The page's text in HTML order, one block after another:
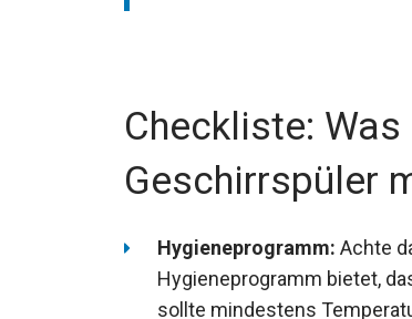
Checkliste:
Geschirrspüler
Hygieneprogramm: Achte
Hygieneprogramm bietet,
sollte mindestens